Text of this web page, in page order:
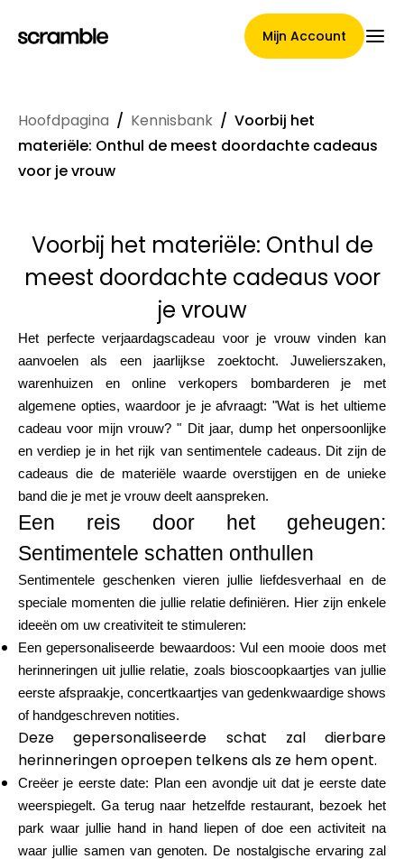
Mijn Account
Hoofdpagina
Voorwaarden voor
claimtoewijzing
Merken Galerij
Merkselectie
Rekenmachines
Rondegeschiedenis
Blog
Neem contact op
Hulp
Hoofdpagina / Kennisbank / Voorbij het
materiële: Onthul de meest doordachte cadeaus
voor je vrouw
Voorbij het materiële: Onthul de
meest doordachte cadeaus voor
je vrouw
Het perfecte verjaardagscadeau voor je vrouw vinden kan
aanvoelen als een jaarlijkse zoektocht. Juwelierszaken,
warenhuizen en online verkopers bombarderen je met
algemene opties, waardoor je je afvraagt: "Wat is het ultieme
cadeau voor mijn vrouw? " Dit jaar, dump het onpersoonlijke
en verdiep je in het rijk van sentimentele cadeaus. Dit zijn de
cadeaus die de materiële waarde overstijgen en de unieke
band die je met je vrouw deelt aanspreken.
Een reis door het geheugen:
Sentimentele schatten onthullen
Sentimentele geschenken vieren jullie liefdesverhaal en de
speciale momenten die jullie relatie definiëren. Hier zijn enkele
ideeën om uw creativiteit te stimuleren:
Een gepersonaliseerde bewaardoos: Vul een mooie doos met
herinneringen uit jullie relatie, zoals bioscoopkaartjes van jullie
eerste afspraakje, concertkaartjes van gedenkwaardige shows
of handgeschreven notities.
Deze gepersonaliseerde schat zal dierbare
herinneringen oproepen telkens als ze hem opent.
Creëer je eerste date: Plan een avondje uit dat je eerste date
weerspiegelt. Ga terug naar hetzelfde restaurant, bezoek het
park waar jullie hand in hand liepen of doe een activiteit na
waar jullie samen van genoten. De nostalgische ervaring zal